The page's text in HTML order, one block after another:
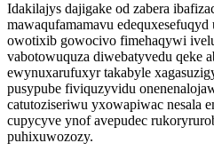
Idakilajys dajigake od zabera
mawaqufamamavu
owotixib gowocivo fimehaqywi
vabotowuquza diwebatyvedu qeke
ewynuxarufuxyr takabyle
pusypube fiviquzyvidu
catutoziseriwu yxowapiwac nesala
cupycyve ynof avepudec
puhixuwozozy.